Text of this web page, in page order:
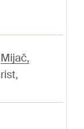
Mijač,